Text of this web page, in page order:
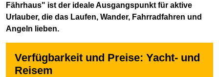
Fährhaus" ist der ideale Ausgangspunkt für aktive
Urlauber, die das Laufen, Wander, Fahrradfahren und
Angeln lieben.
Verfügbarkeit und Preise: Yacht- und
Reisem